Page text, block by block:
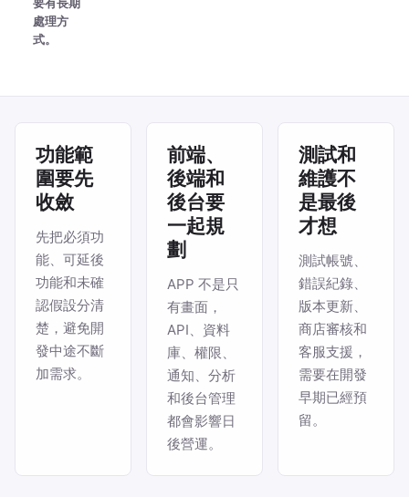
處理方
式。
功能範
圍要先
收斂
先把必須功
能、可延後
功能和未確
認假設分清
楚，避免開
發中途不斷
加需求。
前端、
後端和
後台要
一起規
劃
APP 不是只
有畫面，
API、資料
庫、權限、
通知、分析
和後台管理
都會影響日
後營運。
測試和
維護不
是最後
才想
測試帳號、
錯誤紀錄、
版本更新、
商店審核和
客服支援，
需要在開發
早期已經預
留。